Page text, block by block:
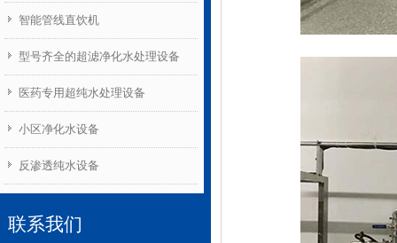
智能管线直饮机
型号齐全的超滤净化水处理设备
医药专用超纯水处理设备
小区净化水设备
反渗透纯水设备
联系我们